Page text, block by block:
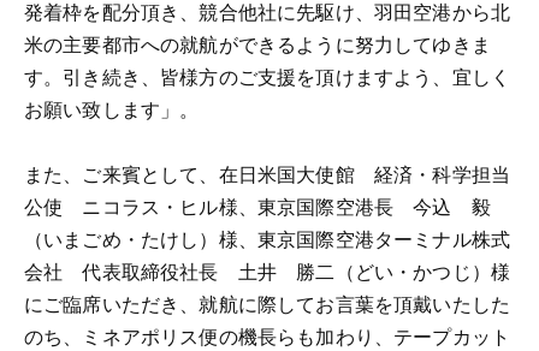
発着枠を配分頂き、競合他社に先駆け、羽田空港から北
米の主要都市への就航ができるように努力してゆきま
す。引き続き、皆様方のご支援を頂けますよう、宜しく
お願い致します」。
また、ご来賓として、在日米国大使館 経済・科学担当
公使 ニコラス・ヒル様、東京国際空港長 今込 毅
（いまごめ・たけし）様、東京国際空港ターミナル株式
会社 代表取締役社長 土井 勝二（どい・かつじ）様
にご臨席いただき、就航に際してお言葉を頂戴いたした
のち、ミネアポリス便の機長らも加わり、テープカット